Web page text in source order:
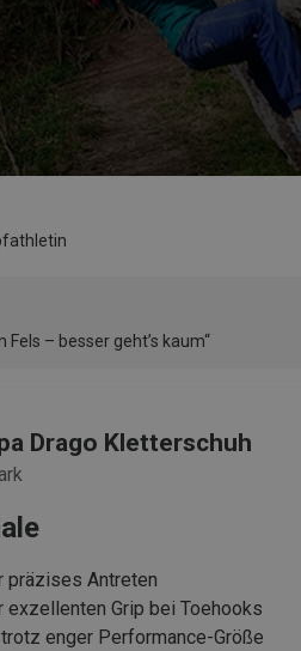
– besser geht’s kaum“
Drago Kletterschuh
präzises Antreten
exzellenten Grip bei Toehooks
enger Performance-Größe